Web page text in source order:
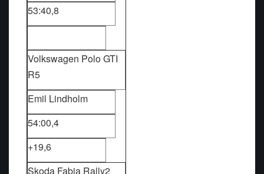
53:40,8
Volkswagen Polo GTI
R5
Emil Lindholm
54:00,4
+19,6
Skoda Fabia Rally2